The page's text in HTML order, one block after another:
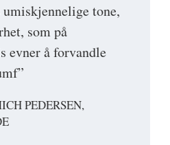
tone,
som på
evner å forvandle
PEDERSEN,